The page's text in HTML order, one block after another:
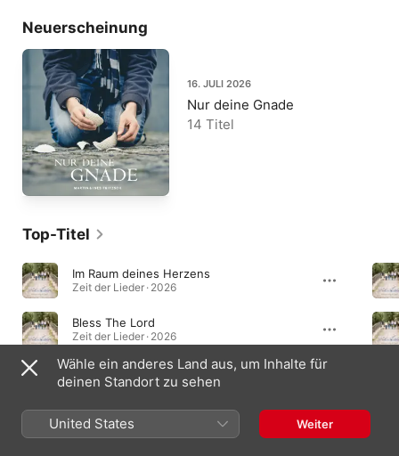
Neuerscheinung
16. JULI 2026
Nur deine Gnade
14 Titel
Top-Titel
Im Raum deines Herzens
Zeit der Lieder · 2026
Bless The Lord
Zeit der Lieder · 2026
Immanuel
Zeit der Lieder · 2026
Wähle ein anderes Land aus, um Inhalte für
deinen Standort zu sehen
United States Weiter